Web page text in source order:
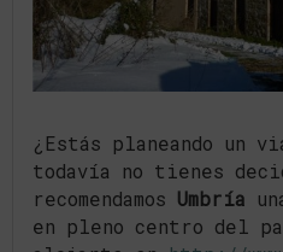
¿Estás planeando un
todavía no tienes
recomendamos Umbría
en pleno centro del